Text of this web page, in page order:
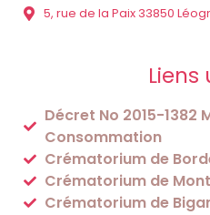
5, rue de la Paix 33850
Liens
Décret No 2015-1382
Consommation
Crématorium de
Crématorium de
Crématorium de